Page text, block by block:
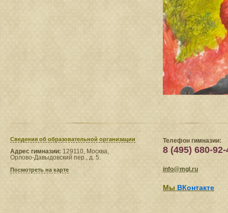
Сведения​ об образовательной организации
Адрес гимназии: 129110, Москва,
Орлово-Давыдовский пер., д. 5.
Посмотреть на карте
Телефон гимназии:
8 (495) 680-92-
info@mgl.ru
Мы ВКонтакте